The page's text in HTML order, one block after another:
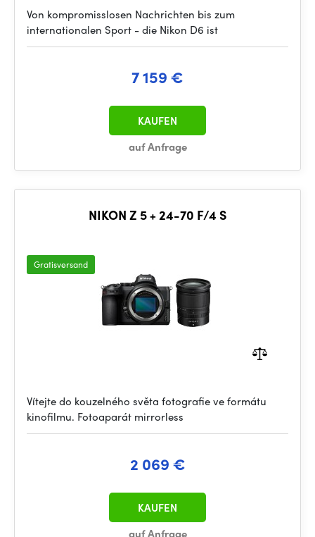
Von kompromisslosen Nachrichten bis zum
internationalen Sport - die Nikon D6 ist
7 159 €
auf Anfrage
KAUFEN
NIKON Z 5 + 24-70 F/4 S
Gratisversand
Vítejte do kouzelného světa fotografie ve formátu
kinofilmu. Fotoaparát mirrorless
2 069 €
auf Anfrage
KAUFEN